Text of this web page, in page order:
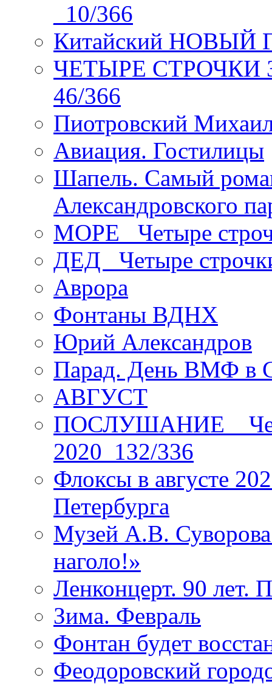
_10/366
Китайский НОВЫЙ
ЧЕТЫРЕ СТРОЧКИ
46/366
Пиотровский
Авиация. Гостилицы
Шапель. Самый
Александровского
МОРЕ _Четыре
ДЕД _Четыре
Аврора
Фонтаны ВДНХ
Юрий Александров
Парад. День ВМФ в
АВГУСТ
ПОСЛУШАНИЕ _
2020_132/336
Флоксы в августе
Петербурга
Музей А.В.
наголо!»
Ленконцерт. 90 лет.
Зима. Февраль
Фонтан будет
Феодоровский